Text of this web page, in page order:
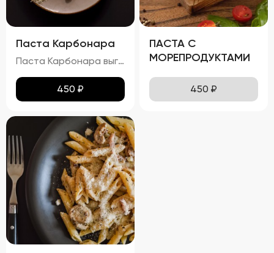
Паста Карбонара
Паста Карбонара выглядит аппетитно, с глянцевыми макаронами, покрытыми сливочно-яичным соусом. Пармезан и базилик добавляют контраст и завершают внешний вид блюда, делая его еще более привлекательным. Вкус пасты Карбонара насыщен сливочными нотками, с оттенками копчёного вкуса грудинки и лёгкими нюансами чеснока и лука. Запах блюда богат и манящ, с ароматами чеснока, лука и пармезана. Консистенция пасты идеальна: макароны упругие (al dente), а соус густой и обволакивает каждую макаронину. Грудинка хрустящая снаружи и нежная внутри, что добавляет блюду особую текстурную сложность.
450 ₽
ПАСТА С
МОРЕПРОДУКТАМИ
450 ₽